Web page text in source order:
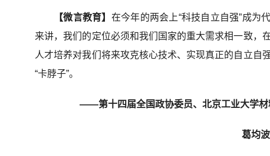
【微言教育】 在今年的两会上“科技自立自强”成为
来讲，我们的定位必须和我们国家的重大需求相一致，
人才培养对我们将来攻克核心技术、实现真正的自立自
“卡脖子”。
——第十四届全国政协委员、北京工业大学材
葛均